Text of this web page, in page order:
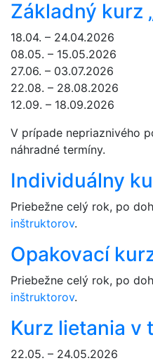
Základný kurz
18.04. – 24.04.2026
08.05. – 15.05.2026
27.06. – 03.07.2026
22.08. – 28.08.2026
12.09. – 18.09.2026
V prípade nepriaznivého
náhradné termíny.
Individuálny
Priebežne celý rok, po
inštruktorov.
Opakovací
Priebežne celý rok, po
inštruktorov.
Kurz lietania v
22.05. – 24.05.2026